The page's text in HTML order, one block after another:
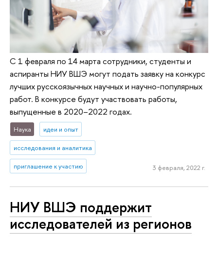
С 1 февраля по 14 марта сотрудники, студенты и
аспиранты НИУ ВШЭ могут подать заявку на конкурс
лучших русскоязычных научных и научно-популярных
работ. В конкурсе будут участвовать работы,
выпущенные в 2020–2022 годах.
Наука идеи и опыт
исследования и аналитика
приглашение к участию 3 февраля, 2022 г.
НИУ ВШЭ поддержит
исследователей из регионов